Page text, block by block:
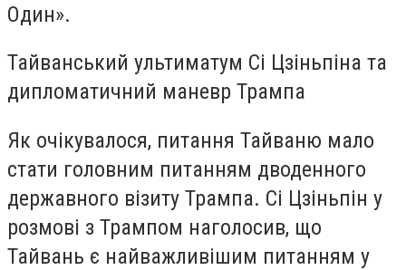
Один».
Тайванський ультиматум Сі Цзіньпіна та
дипломатичний маневр Трампа
Як очікувалося, питання Тайваню мало
стати головним питанням дводенного
державного візиту Трампа. Сі Цзіньпін у
розмові з Трампом наголосив, що
Тайвань є найважливішим питанням у